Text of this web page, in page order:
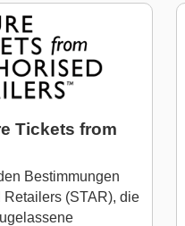
Tickets from
Bestimmungen
Retailers (STAR), die